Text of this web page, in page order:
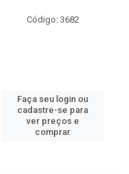
Código: 3682
Faça seu login ou
cadastre-se para
ver preços e
comprar